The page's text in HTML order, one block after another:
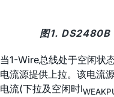
图1. DS2480B
当1-Wire总线处于空闲状
电流源提供上拉。该电流
电流(下拉及空闲时I